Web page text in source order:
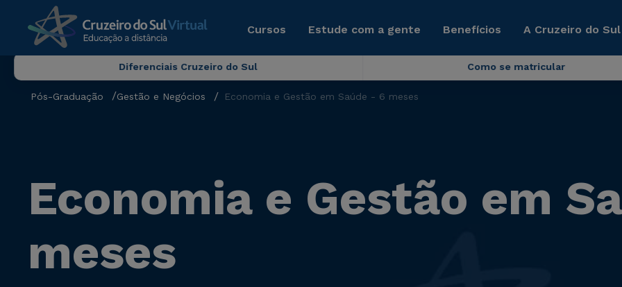
Cursos Estude com a gente Benefícios A Cruzeiro do
Diferenciais Cruzeiro do Sul Como se matricular
Pós-Graduação Gestão e Negócios Economia e Gestão em Saúde - 6 meses
Economia e Gestão em
meses